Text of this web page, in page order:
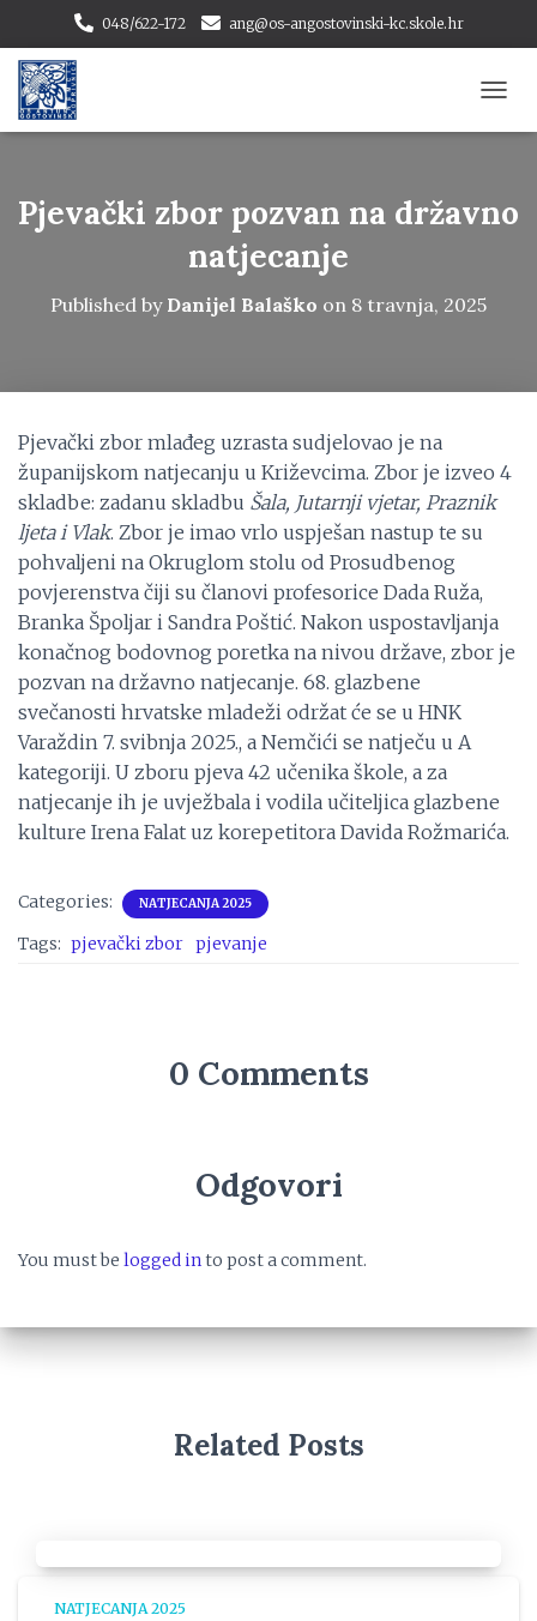
048/622-172 ang@os-angostovinski-kc.skole.hr
O
E
Pjevački zbor pozvan na državno
natjecanje
Published by Danijel Balaško on 8 travnja, 2025
Pjevački zbor mlađeg uzrasta sudjelovao je na
županijskom natjecanju u Križevcima. Zbor je izveo 4
skladbe: zadanu skladbu Šala, Jutarnji vjetar, Praznik
ljeta i Vlak. Zbor je imao vrlo uspješan nastup te su
pohvaljeni na Okruglom stolu od Prosudbenog
povjerenstva čiji su članovi profesorice Dada Ruža,
Branka Špoljar i Sandra Poštić. Nakon uspostavljanja
konačnog bodovnog poretka na nivou države, zbor je
pozvan na državno natjecanje. 68. glazbene
svečanosti hrvatske mladeži održat će se u HNK
Varaždin 7. svibnja 2025., a Nemčići se natječu u A
kategoriji. U zboru pjeva 42 učenika škole, a za
natjecanje ih je uvježbala i vodila učiteljica glazbene
kulture Irena Falat uz korepetitora Davida Rožmarića.
Categories: NATJECANJA 2025
Tags: pjevački zbor pjevanje
0 Comments
Odgovori
You must be logged into post a comment.
Related Posts
NATJECANJA 2025